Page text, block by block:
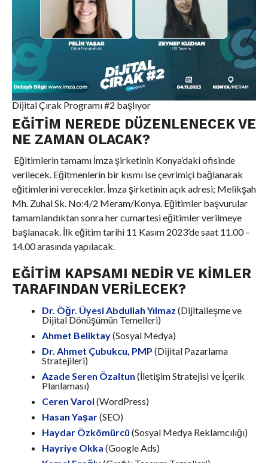
Dijital Çırak Programı #2 başlıyor
EĞITIM NEREDE DÜZENLENECEK VE
NE ZAMAN OLACAK?
Eğitimlerin tamamı İmza şirketinin Konya’daki ofisinde
verilecek. Eğitmenlerin bir kısmı ise çevrimiçi bağlanarak
eğitimlerini verecekler. İmza şirketinin açık adresi; Melikşah
Mh. Zuhal Sk. No:4/2 Meram/Konya. Eğitimler başvurular
tamamlandıktan sonra her cumartesi eğitimler verilmeye
başlanacak. İlk eğitim tarihi 11 Kasım 2023’de saat 11.00 –
14.00 arasında yapılacak.
EĞITIM KAPSAMI NEDIR VE KIMLER
TARAFINDAN VERILECEK?
Dr. Öğr. Üyesi Abdullah Yılmaz (Dijitalleşme ve
Dijital Dönüşümün Temelleri)
Ahmet Beliktay(Sosyal Medya)
Dr. Ahmet Çubukcu, PMP (Dijital Pazarlama
Stratejileri)
Azade Seren Özaltun (İletişim Stratejisi ve İçerik
Planlaması)
Ceren Varol (WordPress)
Hasan Yaşar(SEO)
Haydar Özkömürcü (Sosyal Medya Reklamcılığı)
Hayriye Okka (Google Ads)